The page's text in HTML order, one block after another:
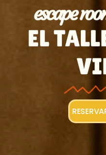
escape
EL